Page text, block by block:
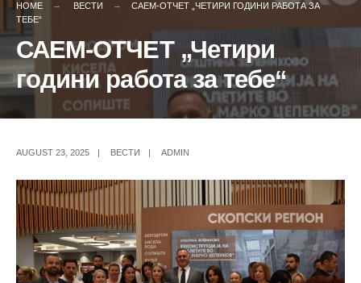
HOME ВЕСТИ
САЕМ-ОТЧЕТ „ЧЕТИРИ ГОДИНИ РАБОТА ЗА
ТЕБЕ“
САЕМ-ОТЧЕТ „Четири
години работа за тебе“
AUGUST 23, 2025 ВЕСТИ ADMIN